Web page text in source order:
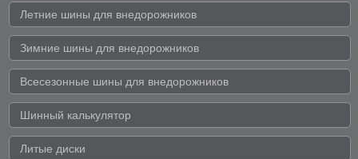
Летние шины для внедорожников
Зимние шины для внедорожников
Всесезонные шины для внедорожников
Шинный калькулятор
Литые диски